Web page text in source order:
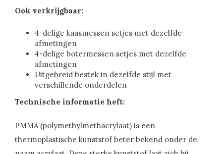
Ook verkrijgbaar:
4-delige kaasmessen setjes met dezelfde
afmetingen
4-delige botermessen setjes met dezelfde
afmetingen
Uitgebreid bestek in dezelfde stijl met
verschillende onderdelen
Technische informatie heft:
PMMA (polymethylmethacrylaat) is een
thermoplastische kunststof beter bekend onder de